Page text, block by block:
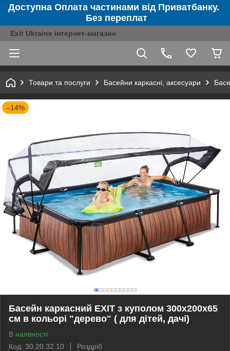
Доступна Оплата частинами від Приватбанку.
Без переплат
Exit Ukraine інтернет-магазин
Товари та послуги Басейни каркасні, аксесуари
–14%
Басейн каркасний EXIT з куполом 300х200х65
см в кольорі "дерево" ( для дітей, дачі)
В наявності
Код: 30.20.32.10
Роздріб